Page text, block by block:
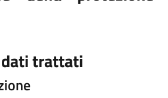
trattati